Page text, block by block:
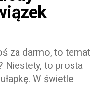
za darmo, to temat
Niestety, to prosta
W świetle